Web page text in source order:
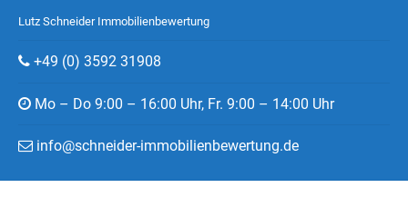
Lutz Schneider Immobilienbewertung
+49 (0) 3592 31908
Mo – Do 9:00 – 16:00 Uhr, Fr. 9:00 – 14:00 Uhr
info@schneider-immobilienbewertung.de